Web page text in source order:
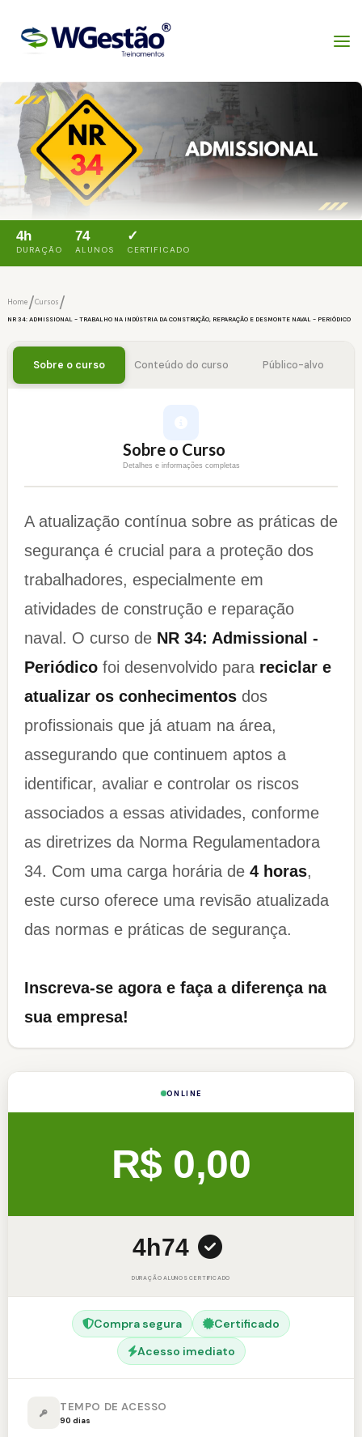
4h
DURAÇÃO
74
ALUNOS
✓
CERTIFICADO
Home/Cursos/
NR 34: ADMISSIONAL - TRABALHO NA INDÚSTRIA DA CONSTRUÇÃO, REPARAÇÃO E DESMONTE NAVAL - PERIÓDICO
Sobre o curso Conteúdo do curso Público-alvo
Sobre o Curso
Detalhes e informações completas
A atualização contínua sobre as práticas de
segurança é crucial para a proteção dos
trabalhadores, especialmente em
atividades de construção e reparação
naval. O curso de NR 34: Admissional -
Periódico foi desenvolvido para reciclar e
atualizar os conhecimentos dos
profissionais que já atuam na área,
assegurando que continuem aptos a
identificar, avaliar e controlar os riscos
associados a essas atividades, conforme
as diretrizes da Norma Regulamentadora
34. Com uma carga horária de 4 horas,
este curso oferece uma revisão atualizada
das normas e práticas de segurança.
Inscreva-se agora e faça a diferença na
sua empresa!​​​​​​​
ONLINE
R$ 0,00
4h
DURAÇÃO
74
ALUNOS CERTIFICADO
Compra segura
Certificado
Acesso imediato
TEMPO DE ACESSO
90 dias